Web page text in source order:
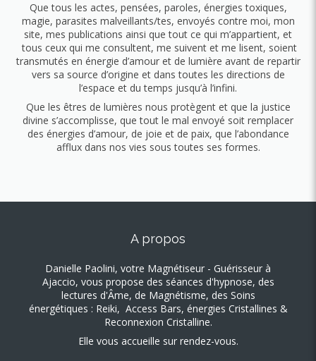
Que tous les actes, pensées, paroles, énergies toxiques,
magie, parasites malveillants/tes, envoyés contre moi, mon
site, mes publications ainsi que tout ce qui m’appartient, et
tous ceux qui me consultent, me suivent et me lisent, soient
transmutés en énergie d’amour et de lumière avant de repartir
vers sa source d’origine et dans toutes les directions de
l’espace et du temps jusqu’à l’infini.
Que les êtres de lumières nous protègent et que la justice
divine s’accomplisse, que tout le mal envoyé soit remplacer
des énergies d’amour, de joie et de paix, que l’abondance
afflux dans nos vies sous toutes ses formes.
A propos
Danielle Paolini, votre Magnétiseur - Guérisseur à
Ajaccio, vous propose des séances d'hypnose, des
lectures d'Âme, de Magnétisme, des Soins
énergétiques : Reiki, Access Bars, énergies Cristallines &
Reconnexion Cristalline.
Elle vous accueille sur rendez-vous.